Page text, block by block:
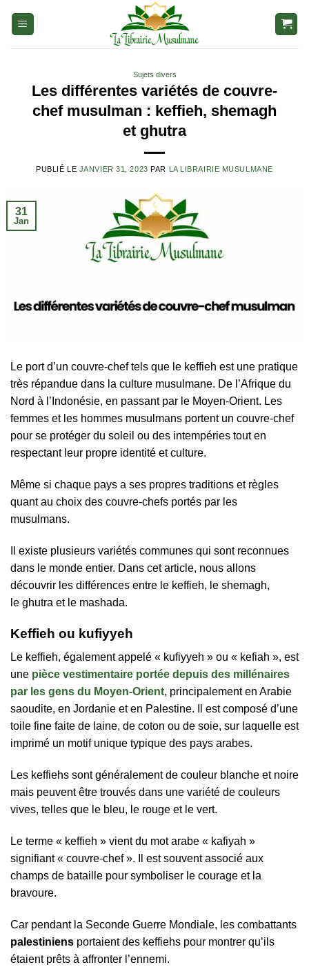
Sujets divers
Les différentes variétés de couvre-
chef musulman : keffieh, shemagh
et ghutra
PUBLIÉ LE JANVIER 31, 2023 PAR LA LIBRAIRIE MUSULMANE
31
Jan
Le port d’un couvre-chef tels que le keffieh est une pratique
très répandue dans la culture musulmane. De l’Afrique du
Nord à l’Indonésie, en passant par le Moyen-Orient. Les
femmes et les hommes musulmans portent un couvre-chef
pour se protéger du soleil ou des intempéries tout en
respectant leur propre identité et culture.
Même si chaque pays a ses propres traditions et règles
quant au choix des couvre-chefs portés par les
musulmans.
Il existe plusieurs variétés communes qui sont reconnues
dans le monde entier. Dans cet article, nous allons
découvrir les différences entre le keffieh, le shemagh,
le ghutra et le mashada.
Keffieh ou kufiyyeh
Le keffieh, également appelé « kufiyyeh » ou « kefiah », est
une pièce vestimentaire portée depuis des millénaires
par les gens du Moyen-Orient, principalement en Arabie
saoudite, en Jordanie et en Palestine. Il est composé d’une
toile fine faite de laine, de coton ou de soie, sur laquelle est
imprimé un motif unique typique des pays arabes.
Les keffiehs sont généralement de couleur blanche et noire
mais peuvent être trouvés dans une variété de couleurs
vives, telles que le bleu, le rouge et le vert.
Le terme « keffieh » vient du mot arabe « kafiyah »
signifiant « couvre-chef ». Il est souvent associé aux
champs de bataille pour symboliser le courage et la
bravoure.
Car pendant la Seconde Guerre Mondiale, les combattants
palestiniens portaient des keffiehs pour montrer qu’ils
étaient prêts à affronter l’ennemi.